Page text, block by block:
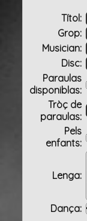
Títol:
Grop:
Musician:
Disc:
Paraulas
disponiblas:
Tròç de
paraulas:
Pels
enfants:
Lenga:
Dança: